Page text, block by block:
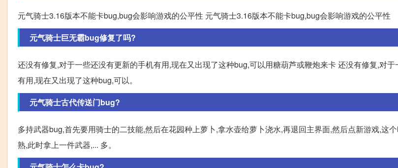
元气骑士3.16版本不能卡bug,bug会影响游戏的公平性 元气骑士3.16版本不能卡bug,bug会影响游戏的公平性
元气骑士巨无霸bug修复了吗?
还没有修复,对于一些还没有更新的手机有用,现在又出现了这种bug,可以用糖葫芦或鞭炮来卡 还没有修复,对
有用,现在又出现了这种bug,可以。
元气骑士古代传送门bug?
多持武器bug,首先要用骑士的二技能,然后在花园种上萝卜,拿水壶给萝卜浇水,再退回主界面,然后点新游戏,这
熟,此时拿上一件武器,... 多。